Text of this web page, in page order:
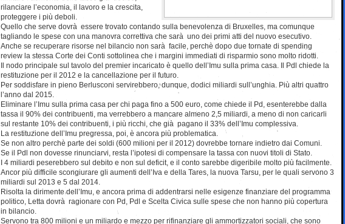
rilanciare l’economia, il lavoro e la crescita,
proteggere i più deboli.
Quello che serve dovrà essere trovato contando sulla benevolenza di Bruxelles, ma comunque
tagliando le spese con una manovra correttiva che sarà uno dei primi atti del nuovo esecutivo.
Anche se recuperare risorse nel bilancio non sarà facile, perchè dopo due tornate di spending
review la stessa Corte dei Conti sottolinea che i margini immediati di risparmio sono molto ridotti.
Il nodo principale sul tavolo del premier incaricato è quello dell’Imu sulla prima casa. Il Pdl chiede la
restituzione per il 2012 e la cancellazione per il futuro.
Per soddisfare in pieno Berlusconi servirebbero, dunque, dodici miliardi sull’unghia. Più altri quattro
l’anno dal 2015.
Eliminare l’Imu sulla prima casa per chi paga fino a 500 euro, come chiede il Pd, esenterebbe dalla
tassa il 90% dei contribuenti, ma verrebbero a mancare almeno 2,5 miliardi, a meno di non caricarli
sul restante 10% dei contribuenti, i più ricchi, che già pagano il 33% dell’Imu complessiva.
La restituzione dell’Imu pregressa, poi, è ancora più problematica.
Se non altro perchè parte dei soldi (600 milioni per il 2012) dovrebbe tornare indietro dai Comuni.
Se il Pdl non dovesse rinunciarvi, resta l’ipotesi di compensare la tassa con nuovi titoli di Stato.
I 4 miliardi peserebbero sul debito e non sul deficit, e il conto sarebbe digeribile molto più facilmente.
Ancor più difficile scongiurare gli aumenti dell’Iva e della Tares, la nuova Tarsu, per le quali servono 3
miliardi sul 2013 e 5 dal 2014.
Risolta la dirimente dell’Imu, e ancora prima di addentrarsi nelle esigenze finanziare del programma
politico, Letta dovrà ragionare con Pd, Pdl e Scelta Civica sulle spese che non hanno più copertura
in bilancio.
Servono tra 800 milioni e un miliardo e mezzo per rifinanziare gli ammortizzatori sociali, che sono